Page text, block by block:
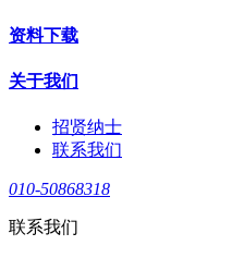
资料下载
关于我们
招贤纳士
联系我们
010-50868318
联系我们